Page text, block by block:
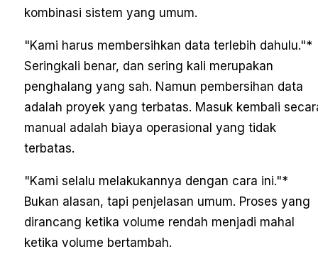
kombinasi sistem yang umum.
"Kami harus membersihkan data terlebih dahulu."*
Seringkali benar, dan sering kali merupakan
penghalang yang sah. Namun pembersihan data
adalah proyek yang terbatas. Masuk kembali
manual adalah biaya operasional yang tidak
terbatas.
"Kami selalu melakukannya dengan cara ini."*
Bukan alasan, tapi penjelasan umum. Proses yang
dirancang ketika volume rendah menjadi mahal
ketika volume bertambah.